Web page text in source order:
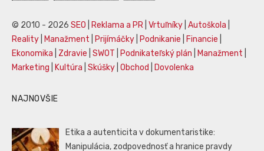
© 2010 - 2026 SEO Reklama a PR Vrtuľníky Autoškola
Reality
Manažment Prijímáčky Podnikanie Financie
Ekonomika
Zdravie SWOT Podnikateľský plán Manažment
Marketing
Kultúra Skúšky Obchod Dovolenka
NAJNOVŠIE
Etika a autenticita v dokumentaristike:
Manipulácia, zodpovednosť a hranice pravdy